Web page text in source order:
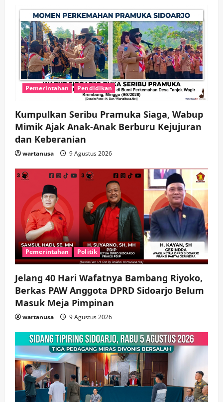
Pemerintahan Pendidikan
Kumpulkan Seribu Pramuka Siaga, Wabup
Mimik Ajak Anak-Anak Berburu Kejujuran
dan Keberanian
wartanusa 9 Agustus 2026
Pemerintahan Politik
Jelang 40 Hari Wafatnya Bambang Riyoko,
Berkas PAW Anggota DPRD Sidoarjo Belum
Masuk Meja Pimpinan ​
wartanusa 9 Agustus 2026